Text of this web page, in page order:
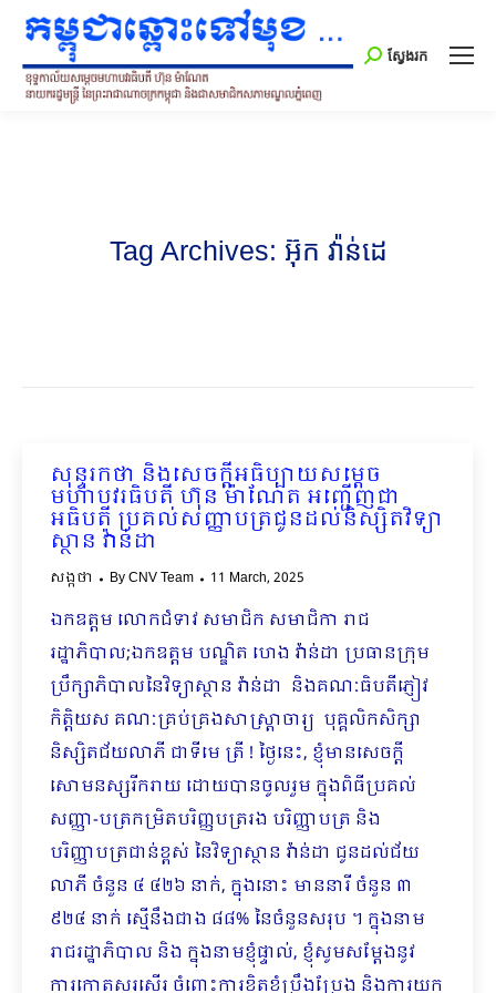
Search:
ស្វែងរក
Tag Archives: អ៊ុក វ៉ាន់ដេ
សុន្ទរកថា និងសេចក្ដីអធិប្បាយសម្ដេច
មហាបវរធិបតី ហ៊ុន ម៉ាណែត អញ្ជើញជា
អធិបតី ប្រគល់សញ្ញាបត្រជូនដល់និស្សិតវិទ្យា
ស្ថាន វ៉ាន់ដា
សង្កថា ByCNV Team 11 March, 2025
ឯកឧត្តម លោកជំទាវ សមាជិក សមាជិកា រាជ
រដ្ឋាភិបាល;ឯកឧត្តម បណ្ឌិត ហេង វ៉ាន់ដា ប្រធានក្រុម
ប្រឹក្សាភិបាលនៃវិទ្យាស្ថាន វ៉ាន់ដា និងគណៈធិបតីភ្ញៀវ
កិត្តិយស គណៈគ្រប់គ្រងសាស្រ្តាចារ្យ ​ បុគ្គលិកសិក្សា
និស្សិតជ័យលាភី ជាទីមេ ត្រី ! ថ្ងៃនេះ, ខ្ញុំមានសេចក្តី
សោមនស្សរីករាយ ដោយបានចូលរួម ក្នុងពិធីប្រគល់
សញ្ញា-បត្រកម្រិតបរិញ្ញបត្ររង បរិញ្ញាបត្រ និង
បរិញ្ញាបត្រជាន់ខ្ពស់ ​នៃ​វិទ្យាស្ថាន វ៉ាន់ដា​ ជូនដល់​ជ័យ
លាភី ចំនួន ៤ ៤២៦ នាក់, ក្នុងនោះ មាន​នារី ចំនួន ៣
៩២៤ នាក់ ស្មើនឹងជាង​ ៨៨% នៃចំនួនសរុប ។ ក្នុងនាម
រាជរដ្ឋាភិបាល និង ក្នុងនាមខ្ញុំផ្ទាល់, ខ្ញុំសូមសម្តែងនូវ
ការកោតសរសើរ ចំពោះ​​ការខិតខំប្រឹងប្រែង និងការយក